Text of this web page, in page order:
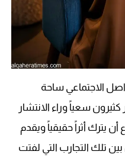
الاجتماعي ساحة
سعياً وراء الانتشار
يترك أثراً حقيقياً ويقدم
تلك التجارب التي لفتت